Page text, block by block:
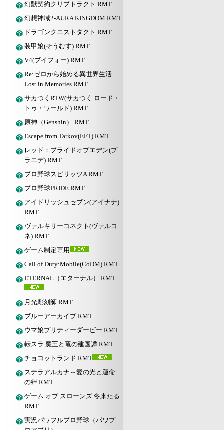
幻獣契約クリプトラクト RMT
幻想神域2-AURA KINGDOM RMT
ドラゴンクエストタクト RMT
装甲娘(そうむす) RMT
V4(ブイフォー) RMT
Re:ゼロから始める異世界生活
Lost in Memories RMT
サカつくRTW(サカつく ロード・
トゥ・ワールド) RMT
原神（Genshin） RMT
Escape from Tarkov(EFT) RMT
レッド：プライドオブエデン(プ
ラエデ) RMT
プロ野球スピリッツA RMT
プロ野球PRIDE RMT
アイドリッシュセブン(アイナナ)
RMT
ヴァルキリーコネクト(ヴァルコ
ネ) RMT
ゲーム制定専用
Call of Duty:Mobile(CoDM) RMT
ETERNAL（エターナル） RMT
月光彫刻師 RMT
ブルーアーカイブ RMT
ウマ娘プリティーダービー RMT
転スラ 魔王と竜の建国譚 RMT
チョコットランド RMT
ステラアルカナ～愛の光と運命
の絆 RMT
ゲーム オブ スローンズ 冬来たる
RMT
実況パワフルプロ野球（パワプ